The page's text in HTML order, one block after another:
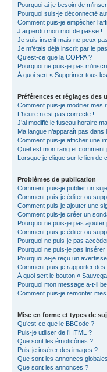
Pourquoi ai-je besoin de
Pourquoi suis-je déconnecté
Comment puis-je empêcher
J’ai perdu mon mot de passe !
Je suis inscrit mais ne peux
Je m’étais déjà inscrit par le
Qu’est-ce que la COPPA ?
Pourquoi ne puis-je pas
À quoi sert « Supprimer tous
Préférences et réglages des
Comment puis-je modifier mes
L’heure n’est pas correcte !
J’ai modifié le fuseau horaire
Ma langue n’apparaît pas dans
Comment puis-je afficher une
Quel est mon rang et comment
Lorsque je clique sur le lien de
Problèmes de publication
Comment puis-je publier un
Comment puis-je éditer ou
Comment puis-je ajouter une
Comment puis-je créer un
Pourquoi ne puis-je pas ajouter
Comment puis-je éditer ou
Pourquoi ne puis-je pas
Pourquoi ne puis-je pas
Pourquoi ai-je reçu un
Comment puis-je rapporter
À quoi sert le bouton «
Pourquoi mon message a-t-il
Comment puis-je remonter
Mise en forme et types de
Qu’est-ce que le BBCode ?
Puis-je utiliser de l’HTML ?
Que sont les émoticônes ?
Puis-je insérer des images ?
Que sont les annonces
Que sont les annonces ?